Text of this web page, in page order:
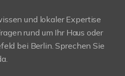
und lokaler Expertise
rund um Ihr Haus oder
bei Berlin. Sprechen Sie